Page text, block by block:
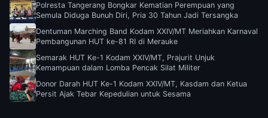
Polresta Tangerang Bongkar Kematian Perempuan yang
Semula Diduga Bunuh Diri, Pria 30 Tahun Jadi Tersangka
Dentuman Marching Band Kodam XXIV/MT Meriahkan Karnaval
Pembangunan HUT ke-81 RI di Merauke
Semarak HUT Ke-1 Kodam XXIV/MT, Prajurit Unjuk
Kemampuan dalam Lomba Pencak Silat Militer
Donor Darah HUT Ke-1 Kodam XXIV/MT, Kasdam dan Ketua
Persit Ajak Tebar Kepedulian untuk Sesama